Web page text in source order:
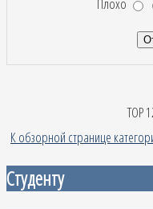
TOP
К обзорной странице
Студенту